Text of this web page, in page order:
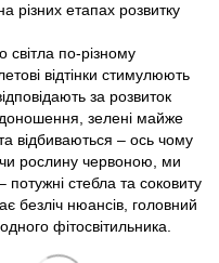
різних етапах розвитку
по-різному
відтінки стимулюють
за розвиток
зелені майже
відбиваються – ось чому
рослину червоною, ми
стебла та соковиту
безліч нюансів, головний
фітосвітильника.